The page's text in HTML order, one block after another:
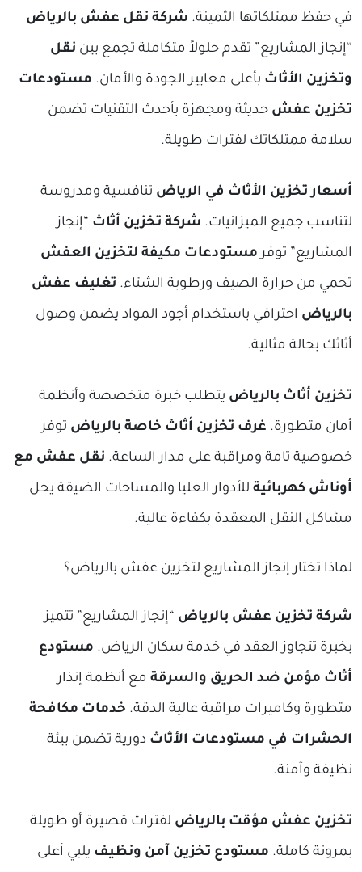
في حفظ ممتلكاتها الثمينة. شركة نقل عفش بالرياض
“إنجاز المشاريع” تقدم حلولاً متكاملة تجمع بين نقل
وتخزين الأثاث بأعلى معايير الجودة والأمان. مستودعات
تخزين عفش حديثة ومجهزة بأحدث التقنيات تضمن
سلامة ممتلكاتك لفترات طويلة.
أسعار تخزين الأثاث في الرياض تنافسية ومدروسة
لتناسب جميع الميزانيات. شركة تخزين أثاث “إنجاز
المشاريع” توفرمستودعات مكيفة لتخزين العفش
تحمي من حرارة الصيف ورطوبة الشتاء. تغليف عفش
بالرياض احترافي باستخدام أجود المواد يضمن وصول
أثاثك بحالة مثالية.
تخزين أثاث بالرياض يتطلب خبرة متخصصة وأنظمة
أمان متطورة. غرف تخزين أثاث خاصة بالرياض توفر
خصوصية تامة ومراقبة على مدار الساعة. نقل عفش مع
أوناش كهربائية للأدوار العليا والمساحات الضيقة يحل
مشاكل النقل المعقدة بكفاءة عالية.
لماذا تختار إنجاز المشاريع لتخزين عفش بالرياض؟
شركة تخزين عفش بالرياض “إنجاز المشاريع” تتميز
بخبرة تتجاوز العقد في خدمة سكان الرياض. مستودع
أثاث مؤمن ضد الحريق والسرقة مع أنظمة إنذار
متطورة وكاميرات مراقبة عالية الدقة. خدمات مكافحة
الحشرات في مستودعات الأثاث دورية تضمن بيئة
نظيفة وآمنة.
تخزين عفش مؤقت بالرياض لفترات قصيرة أو طويلة
بمرونة كاملة. مستودع تخزين آمن ونظيف يلبي أعلى